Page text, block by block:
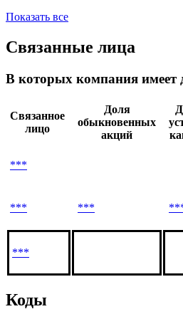
Показать все
Связанные лица
В которых компания имеет
Связанное
лицо
Доля
обыкновенных
акций
***
*** ***
***
Коды